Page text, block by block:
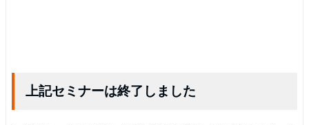
上記セミナーは終了しました